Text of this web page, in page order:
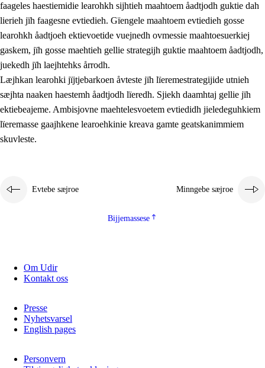
Dåaresthfaageles teemah
faageles haestiemidie learohkh sijhtieh maahtoem åadtjodh guktie dah
lierieh jïh faagesne evtiedieh. Gïengele maahtoem evtiedieh gosse
learohkh åadtjoeh ektievoetide vuejnedh ovmessie maahtoesuerkiej
gaskem, jïh gosse maehtieh gellie strategijh guktie maahtoem åadtjodh,
juekedh jïh laejhtehks årrodh.
Læjhkan learohki jïjtjebarkoen åvteste jïh lïeremestrategijide utnieh
sæjhta naaken haestemh åadtjodh lïeredh. Sjiekh daamhtaj gellie jïh
ektiebeajeme. Ambisjovne maehtelesvoetem evtiedidh jieledeguhkiem
lïeremasse gaajhkene learoehkinie kreava gamte geatskanimmiem
skuvleste.
Evtebe sæjroe Minngebe sæjroe
Bijjemassese
Om Udir
Kontakt oss
Presse
Nyhetsvarsel
English pages
Personvern